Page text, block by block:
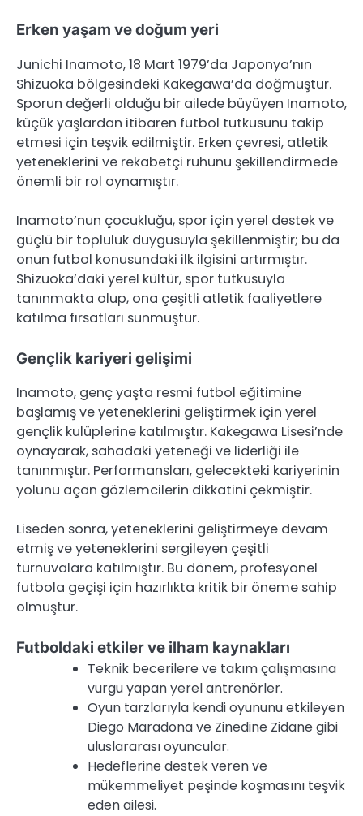
Erken yaşam ve doğum yeri
Junichi Inamoto, 18 Mart 1979’da Japonya’nın
Shizuoka bölgesindeki Kakegawa’da doğmuştur.
Sporun değerli olduğu bir ailede büyüyen Inamoto,
küçük yaşlardan itibaren futbol tutkusunu takip
etmesi için teşvik edilmiştir. Erken çevresi, atletik
yeteneklerini ve rekabetçi ruhunu şekillendirmede
önemli bir rol oynamıştır.
Inamoto’nun çocukluğu, spor için yerel destek ve
güçlü bir topluluk duygusuyla şekillenmiştir; bu da
onun futbol konusundaki ilk ilgisini artırmıştır.
Shizuoka’daki yerel kültür, spor tutkusuyla
tanınmakta olup, ona çeşitli atletik faaliyetlere
katılma fırsatları sunmuştur.
Gençlik kariyeri gelişimi
Inamoto, genç yaşta resmi futbol eğitimine
başlamış ve yeteneklerini geliştirmek için yerel
gençlik kulüplerine katılmıştır. Kakegawa Lisesi’nde
oynayarak, sahadaki yeteneği ve liderliği ile
tanınmıştır. Performansları, gelecekteki kariyerinin
yolunu açan gözlemcilerin dikkatini çekmiştir.
Liseden sonra, yeteneklerini geliştirmeye devam
etmiş ve yeteneklerini sergileyen çeşitli
turnuvalara katılmıştır. Bu dönem, profesyonel
futbola geçişi için hazırlıkta kritik bir öneme sahip
olmuştur.
Futboldaki etkiler ve ilham kaynakları
Teknik becerilere ve takım çalışmasına
vurgu yapan yerel antrenörler.
Oyun tarzlarıyla kendi oyununu etkileyen
Diego Maradona ve Zinedine Zidane gibi
uluslararası oyuncular.
Hedeflerine destek veren ve
mükemmeliyet peşinde koşmasını teşvik
eden ailesi.